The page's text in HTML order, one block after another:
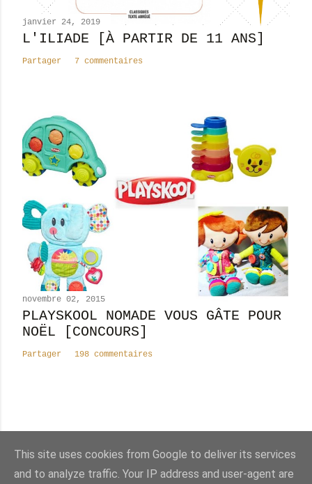
n
t
i
janvier 24, 2019
L'ILIADE [À PARTIR DE 11 ANS]
Partager 7 commentaires
novembre 02, 2015
PLAYSKOOL NOMADE VOUS GÂTE POUR
NOËL [CONCOURS]
Partager 198 commentaires
44040
This site uses cookies from Google to deliver its services
and to analyze traffic. Your IP address and user-agent are